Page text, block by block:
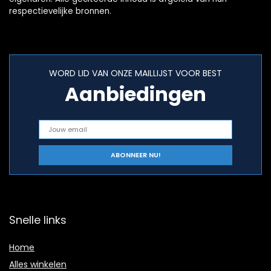
respectievelijke bronnen.
WORD LID VAN ONZE MAILLIJST VOOR BEST
Aanbiedingen
Snelle links
Home
Alles winkelen